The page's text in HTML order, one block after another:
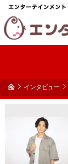
インタビュー